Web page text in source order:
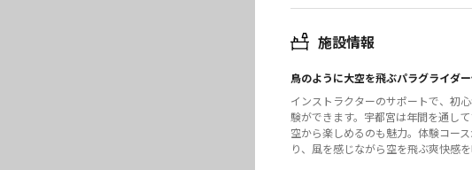
施設情報
鳥のように大空を飛ぶパラグライダ
インストラクターのサポートで、初
験ができます。宇都宮は年間を通し
空から楽しめるのも魅力。体験コー
り、風を感じながら空を飛ぶ爽快感を